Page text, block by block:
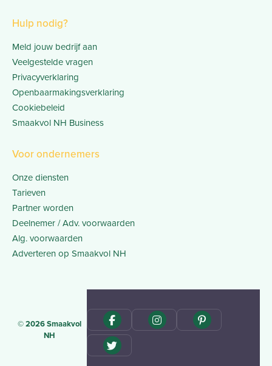
Hulp nodig?
Meld jouw bedrijf aan
Veelgestelde vragen
Privacyverklaring
Openbaarmakingsverklaring
Cookiebeleid
Smaakvol NH Business
Voor ondernemers
Onze diensten
Tarieven
Partner worden
Deelnemer / Adv. voorwaarden
Alg. voorwaarden
Adverteren op Smaakvol NH
© 2026 Smaakvol
NH